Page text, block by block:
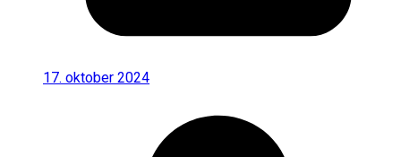
17. oktober 2024